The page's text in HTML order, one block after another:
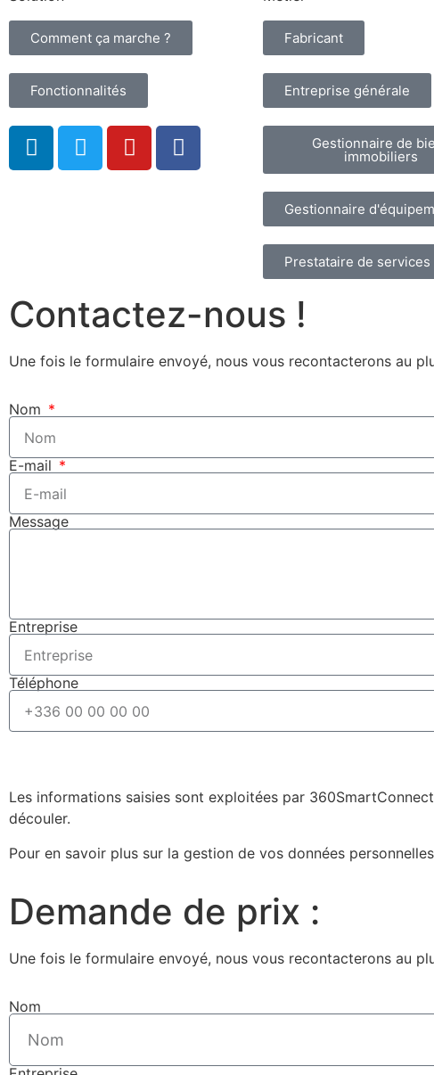
Comment ça marche ?
Fonctionnalités
Fabricant
Entreprise générale
Gestionnaire de
immobiliers
Gestionnaire
Prestataire de services
Contactez-nous !
Une fois le formulaire envoyé, nous vous recontacterons au
Nom
E-mail
Message
Entreprise
Téléphone
Les informations saisies sont exploitées par
découler.
Pour en savoir plus sur la gestion de vos données
Demande de prix :
Une fois le formulaire envoyé, nous vous recontacterons au
Nom